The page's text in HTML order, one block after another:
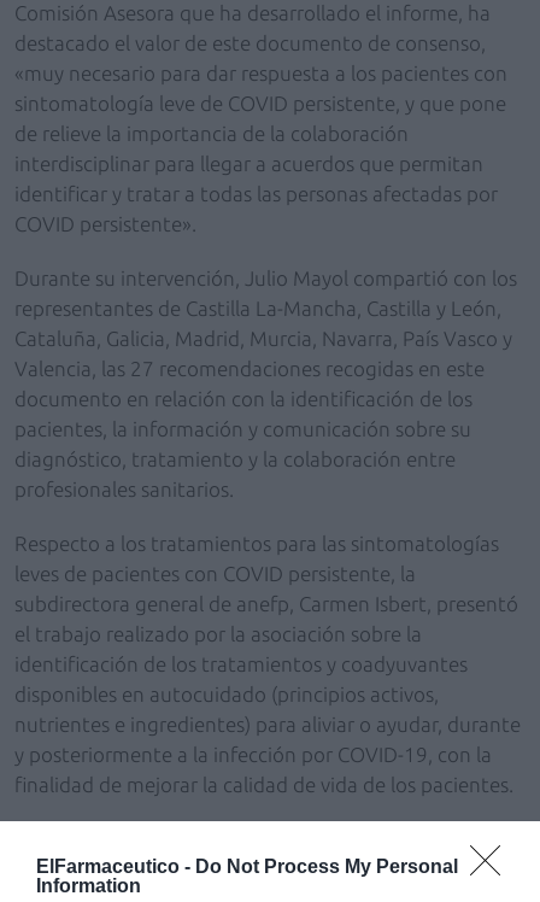
ElFarmaceutico - Do Not Process My Personal
Information
Comisión Asesora que ha desarrollado el informe, ha
destacado el valor de este documento de consenso,
«muy necesario para dar respuesta a los pacientes con
sintomatología leve de COVID persistente, y que pone
de relieve la importancia de la colaboración
interdisciplinar para llegar a acuerdos que permitan
identificar y tratar a todas las personas afectadas por
COVID persistente».
Durante su intervención, Julio Mayol compartió con los
representantes de Castilla La-Mancha, Castilla y León,
Cataluña, Galicia, Madrid, Murcia, Navarra, País Vasco y
Valencia, las 27 recomendaciones recogidas en este
documento en relación con la identificación de los
pacientes, la información y comunicación sobre su
diagnóstico, tratamiento y la colaboración entre
profesionales sanitarios.
Respecto a los tratamientos para las sintomatologías
leves de pacientes con COVID persistente, la
subdirectora general de anefp, Carmen Isbert, presentó
el trabajo realizado por la asociación sobre la
identificación de los tratamientos y coadyuvantes
disponibles en autocuidado (principios activos,
nutrientes e ingredientes) para aliviar o ayudar, durante
y posteriormente a la infección por COVID-19, con la
finalidad de mejorar la calidad de vida de los pacientes.
anefp, Alberto Bueno, destacando el objetivo de la